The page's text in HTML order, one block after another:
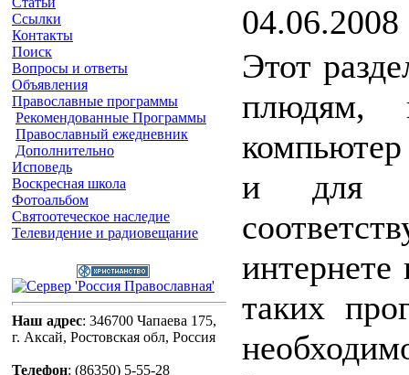
Ссылки
Контакты
Поиск
Вопросы и ответы
Объявления
Православные программы
Рекомендованные Программы
Православный ежедневник
Дополнительно
Исповедь
Воскресная школа
Фотоальбом
Святоотеческое наследие
Телевидение и радиовещание
Наш адрес: 346700 Чапаева 175,
г. Аксай, Ростовская обл, Россия
Телефон: (86350) 5-55-28
04.06.2008
Этот
плюдям,
и для
интернете
таких